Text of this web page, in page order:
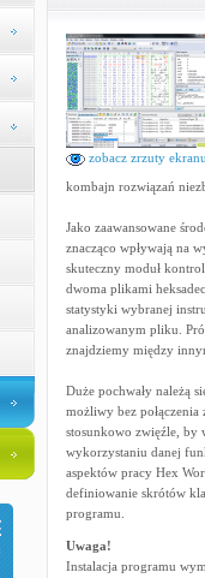
zobacz zrzuty ekranu
kombajn rozwiązań
Jako zaawansowane
znacząco wpływają na
skuteczny moduł
dwoma plikami
statystyki wybranej
analizowanym pliku.
znajdziemy między
Duże pochwały należą
możliwy bez połączenia
stosunkowo zwięźle, by
wykorzystaniu danej
aspektów pracy Hex
definiowanie skrótów
programu.
Uwaga!
Instalacja programu